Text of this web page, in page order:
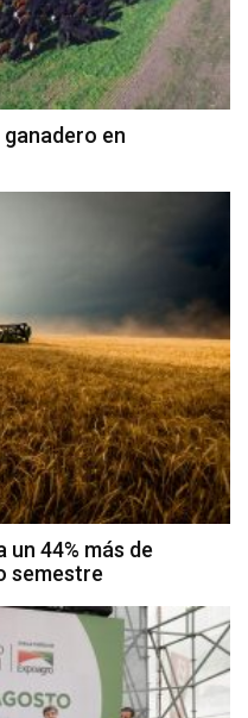
en
44% más de
semestre